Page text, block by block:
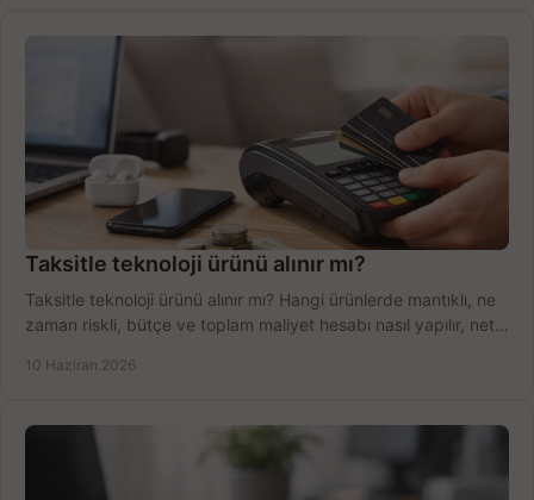
Taksitle teknoloji ürünü alınır mı?
Taksitle teknoloji ürünü alınır mı? Hangi ürünlerde mantıklı, ne
zaman riskli, bütçe ve toplam maliyet hesabı nasıl yapılır, net
10 Haziran 2026